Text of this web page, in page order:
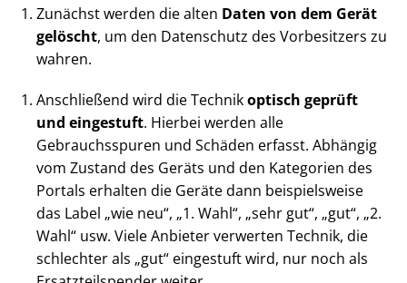
Zunächst werden die alten Daten von dem Gerät
gelöscht, um den Datenschutz des Vorbesitzers zu
wahren.
Anschließend wird die Technikoptisch geprüft
und eingestuft. Hierbei werden alle
Gebrauchsspuren und Schäden erfasst. Abhängig
vom Zustand des Geräts und den Kategorien des
Portals erhalten die Geräte dann beispielsweise
das Label „wie neu“, „1. Wahl“, „sehr gut“, „gut“, „2.
Wahl“ usw. Viele Anbieter verwerten Technik, die
schlechter als „gut“ eingestuft wird, nur noch als